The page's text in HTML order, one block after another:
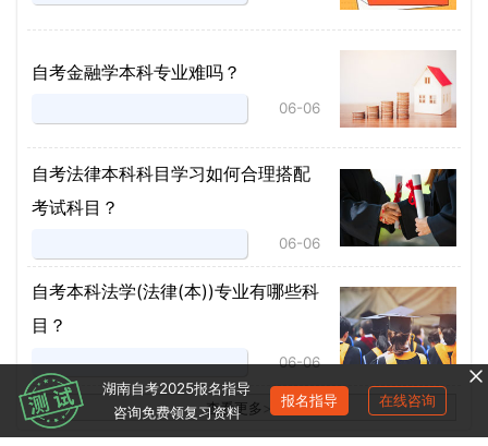
自考金融学本科专业难吗？
06-06
自考法律本科科目学习如何合理搭配
考试科目？
06-06
​自考本科法学(法律(本))专业有哪些科
目？
06-06
查看更多 >
湖南自考2025报名指导
咨询免费领复习资料
报名指导 在线咨询